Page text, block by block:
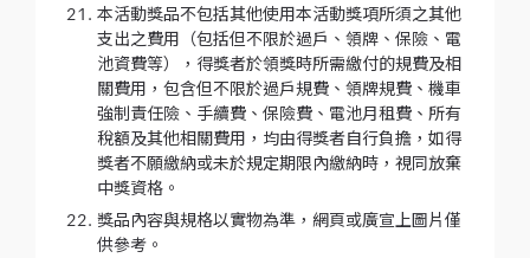
本活動獎品不包括其他使用本活動獎項所須之其他
支出之費用（包括但不限於過戶、領牌、保險、電
池資費等），得獎者於領獎時所需繳付的規費及相
關費用，包含但不限於過戶規費、領牌規費、機車
強制責任險、手續費、保險費、電池月租費、所有
稅額及其他相關費用，均由得獎者自行負擔，如得
獎者不願繳納或未於規定期限內繳納時，視同放棄
中獎資格。
獎品內容與規格以實物為準，網頁或廣宣上圖片僅
供參考。